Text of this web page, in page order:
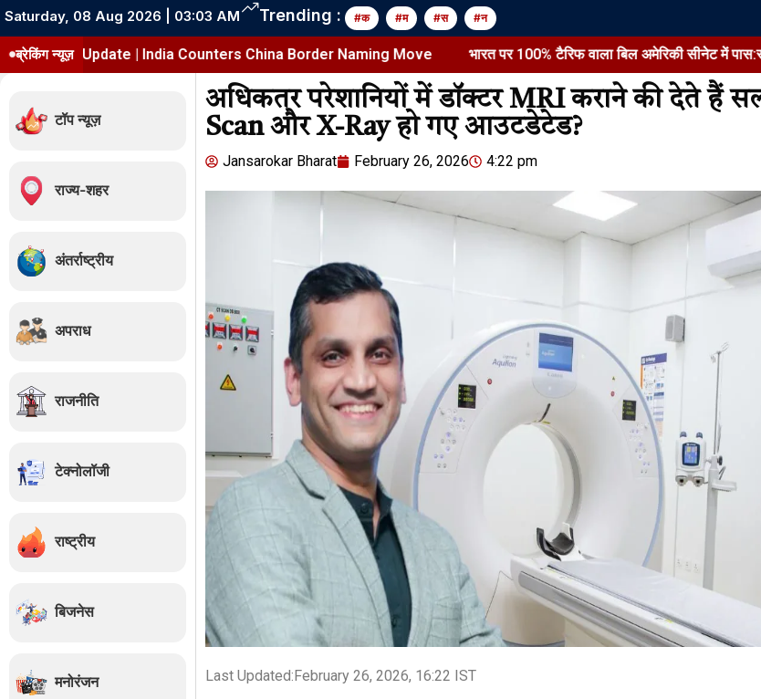
Saturday, 08 Aug 2026 | 03:03 AM Trending : #क #म #स #न
ब्रेकिंग न्यूज़
Update | India Counters China Border Naming Move भारत पर 100% टैरिफ वाला बिल अमेरिकी सीनेट में पास:रूसी तेल
टॉप न्यूज़
राज्य-शहर
अंतर्राष्ट्रीय
अपराध
राजनीति
टेक्नोलॉजी
राष्ट्रीय
बिजनेस
मनोरंजन
अधिकतर परेशानियों में डॉक्टर MRI कराने की देते हैं
Scan और X-Ray हो गए आउटडेटेड?
Jansarokar Bharat February 26, 2026 4:22 pm
Last Updated:February 26, 2026, 16:22 IST
Jansarokar Bharat
मीट:अखिलेंद्र मिश्रा, मुकेश ऋषि
और सुनील पाल समेत कई सेलेब्स
पहुंचे
August 7, 2026
शेयर करें -
खरीदने
86
August